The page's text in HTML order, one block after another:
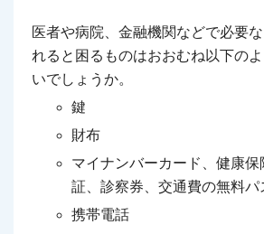
医者や病院、金融機関などで必要
れると困るものはおおむね以下の
いでしょうか。
鍵
財布
マイナンバーカード、健康保
証、診察券、交通費の無料
携帯電話